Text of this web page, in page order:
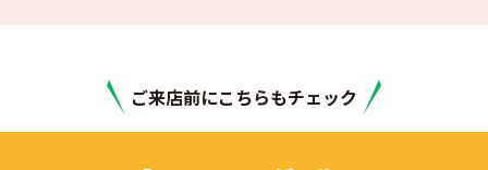
ご来店前にこちらもチェック